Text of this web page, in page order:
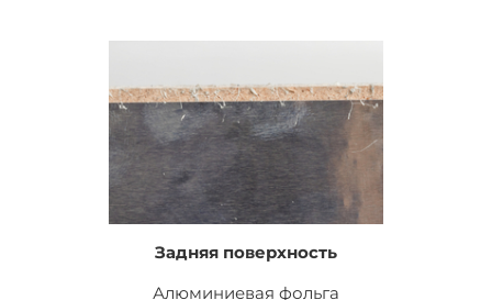
Задняя поверхность
Алюминиевая фольга